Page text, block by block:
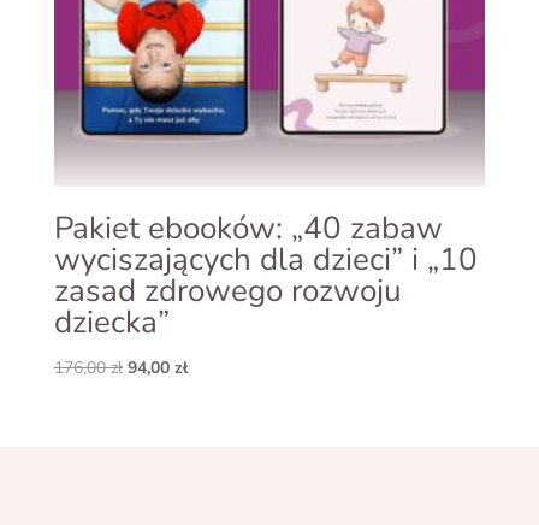
Pakiet ebooków: „40 zabaw
wyciszających dla dzieci” i „10
zasad zdrowego rozwoju
dziecka”
176,00zł Pierwotna
94,00 złAktualna